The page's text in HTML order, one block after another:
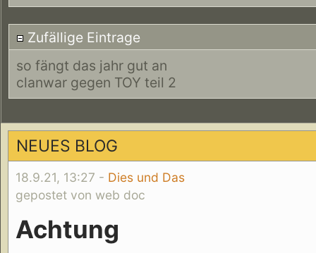
Zufällige Eintrage
so fängt das jahr gut an
clanwar gegen TOY teil 2
NEUES BLOG
18.9.21, 13:27 - Dies und Das
gepostet von web doc
Achtung